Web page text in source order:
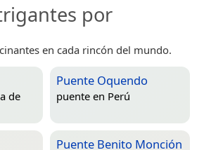
por
en cada rincón del mundo.
de
Puente Oquendo
puente en Perú
Puente Benito Monción